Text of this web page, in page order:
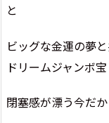
と
ビッグな金運の夢
ドリームジャンボ
閉塞感が漂う今だか